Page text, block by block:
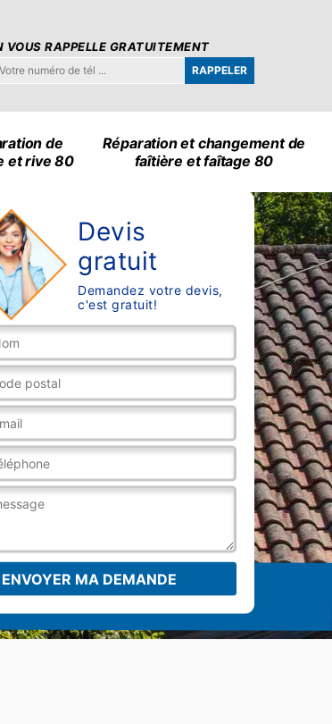
VOUS RAPPELLE GRATUITEMENT
de
et rive 80
Réparation et changement de
faîtière et faîtage 80
Devis
gratuit
Demandez votre devis,
c'est gratuit!